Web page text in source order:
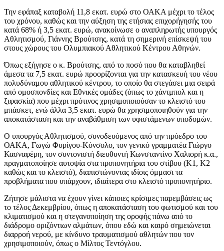
Την εφάπαξ καταβολή 11,8 εκατ. ευρώ στο ΟΑΚΑ μέχρι το τέλος
του χρόνου, καθώς και την αύξηση της ετήσιας επιχορήγησής του
κατά 68% ή 3,5 εκατ. ευρώ, ανακοίνωσε ο αναπληρωτής υπουργός
Αθλητισμού, Γιάννης Βρούτσης, κατά τη σημερινή επίσκεψή του
στους χώρους του Ολυμπιακού Αθλητικού Κέντρου Αθηνών.
Όπως εξήγησε ο κ. Βρούτσης, από το ποσό που θα καταβληθεί
άμεσα τα 7,5 εκατ. ευρώ προορίζονται για την κατασκευή του νέου
πολυδύναμου αθλητικού κέντρου, το οποίο θα στεγάσει μια σειρά
από ομοσπονδίες και Εθνικές ομάδες (όπως το χάντμπολ και η
ξιφασκία) που μέχρι πρότινος χρησιμοποιούσαν το κλειστό του
μπάσκετ, ενώ άλλα 3,5 εκατ. ευρώ θα χρησιμοποιηθούν για την
αποκατάσταση και την αναβάθμιση των υφιστάμενων υποδομών.
Ο υπουργός Αθλητισμού, συνοδευόμενος από την πρόεδρο του
ΟΑΚΑ, Γωγώ Φυρίγου-Κόνσολο, τον γενικό γραμματέα Γιώργο
Κασναφέρη, τον συντονιστή διευθυντή Κωνσταντίνο Χαλιορή κ.α.,
πραγματοποίησε αυτοψία στα προπονητήρια του στίβου (Κ1, Κ2
καθώς και το κλειστό), διαπιστώνοντας ιδίοις όμμασι τα
προβλήματα που υπάρχουν, ιδιαίτερα στο κλειστό προπονητήριο.
Ζήτησε μάλιστα να έχουν γίνει κάποιες κρίσιμες παρεμβάσεις ως
το τέλος Δεκεμβρίου, όπως η αποκατάσταση του φωτισμού και του
κλιματισμού και η στεγανοποίηση της οροφής πάνω από το
διάδρομο οριζόντιων αλμάτων, όπου εδώ και καιρό σημειώνεται
διαρροή νερού, με κίνδυνο τραυματισμού αθλητών που τον
χρησιμοποιούν, όπως ο Μίλτος Τεντόγλου.